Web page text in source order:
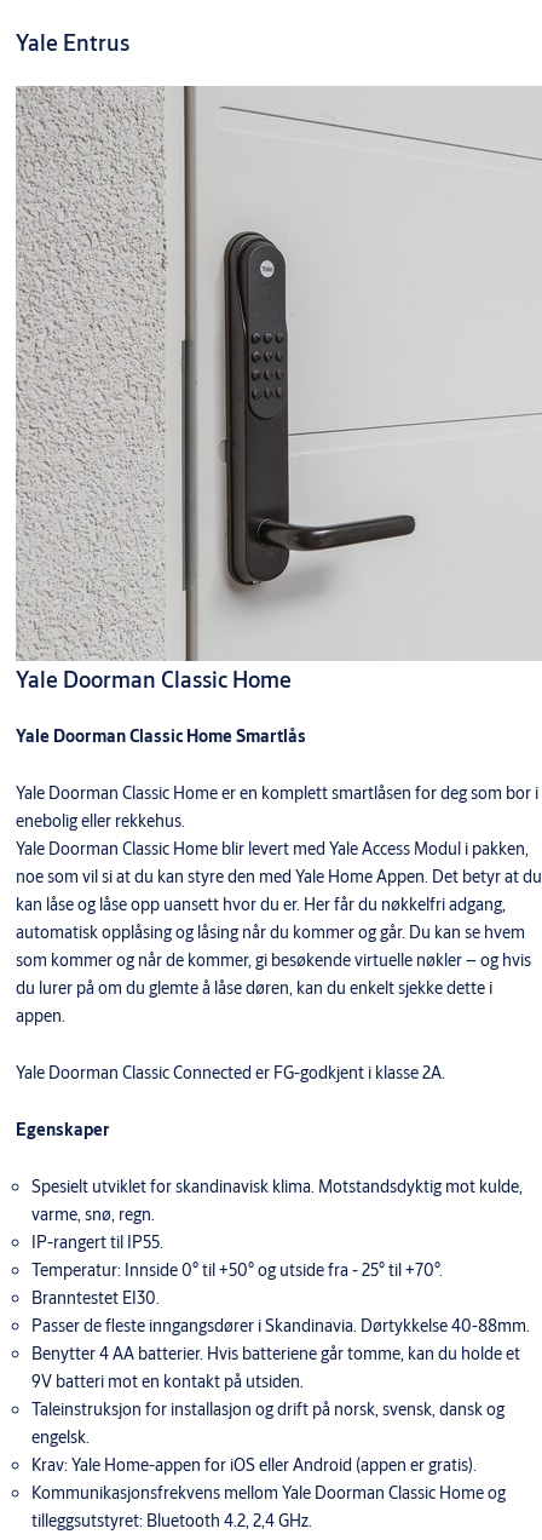
Yale Entrus
Yale Doorman Classic Home
Yale Doorman Classic Home Smartlås
Yale Doorman Classic Home er en komplett smartlåsen for deg som bor i
enebolig eller rekkehus.
Yale Doorman Classic Home blir levert med Yale Access Modul i pakken,
noe som vil si at du kan styre den med Yale Home Appen. Det betyr at du
kan låse og låse opp uansett hvor du er. Her får du nøkkelfri adgang,
automatisk opplåsing og låsing når du kommer og går. Du kan se hvem
som kommer og når de kommer, gi besøkende virtuelle nøkler – og hvis
du lurer på om du glemte å låse døren, kan du enkelt sjekke dette i
appen.
Yale Doorman Classic Connected er FG-godkjent i klasse 2A.
Egenskaper
Spesielt utviklet for skandinavisk klima. Motstandsdyktig mot kulde,
varme, snø, regn.
IP-rangert til IP55.
Temperatur: Innside 0° til +50° og utside fra - ­25° til +70°.
Branntestet EI30.
Passer de fleste inngangsdører i Skandinavia. Dørtykkelse 40-88mm.
Benytter 4 AA batterier. Hvis batteriene går tomme, kan du holde et
9V batteri mot en kontakt på utsiden.
Taleinstruksjon for installasjon og drift på norsk, svensk, dansk og
engelsk.
Krav: Yale Home-appen for iOS eller Android (appen er gratis).
Kommunikasjonsfrekvens mellom Yale Doorman Classic Home og
tilleggsutstyret: Bluetooth 4.2, 2,4 GHz.